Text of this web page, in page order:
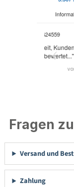
Fragen
Versand und
Zahlung